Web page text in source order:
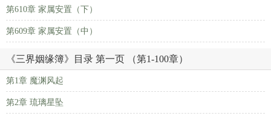
第610章 家属安置（下）
第609章 家属安置（中）
《三界姻缘簿》目录 第一页 （第1-100章）
第1章 魔渊风起
第2章 琉璃星坠